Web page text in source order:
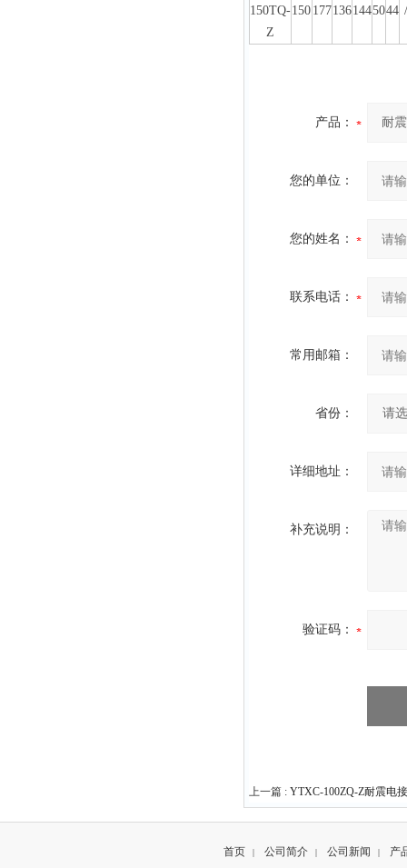
150TQ-
Z
150 1771361445044 /
产品：
您的单位：
您的姓名：
联系电话：
常用邮箱：
省份：
详细地址：
补充说明：
验证码：
上一篇 : YTXC-100ZQ-Z耐震电
首页 | 公司简介 | 公司新闻 | 产